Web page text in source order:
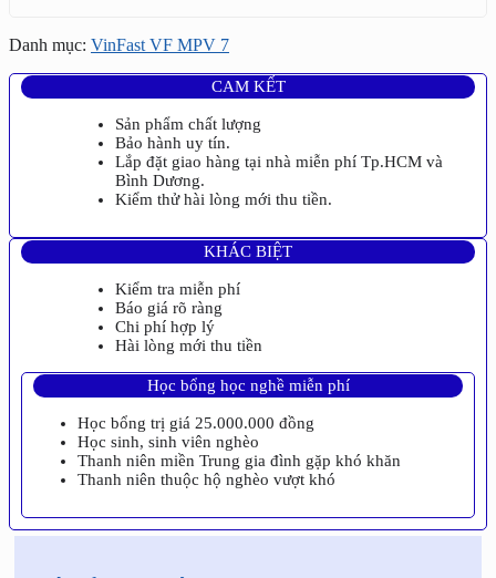
Danh mục: VinFast VF MPV 7
CAM KẾT
Sản phẩm chất lượng
Bảo hành uy tín.
Lắp đặt giao hàng tại nhà miễn phí Tp.HCM và
Bình Dương.
Kiểm thử hài lòng mới thu tiền.
KHÁC BIỆT
Kiểm tra miễn phí
Báo giá rõ ràng
Chi phí hợp lý
Hài lòng mới thu tiền
Học bổng học nghề miễn phí
Học bổng trị giá 25.000.000 đồng
Học sinh, sinh viên nghèo
Thanh niên miền Trung gia đình gặp khó khăn
Thanh niên thuộc hộ nghèo vượt khó